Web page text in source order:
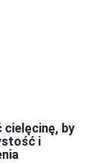
cielęcinę, by
i